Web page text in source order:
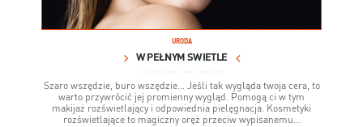
URODA
W PEŁNYM ŚWIETLE
Szaro wszędzie, buro wszędzie… Jeśli tak wygląda twoja cera, to
warto przywrócić jej promienny wygląd. Pomogą ci w tym
makijaż rozświetlający i odpowiednia pielęgnacja. Kosmetyki
rozświetlające to magiczny oręż przeciw wypisanemu...